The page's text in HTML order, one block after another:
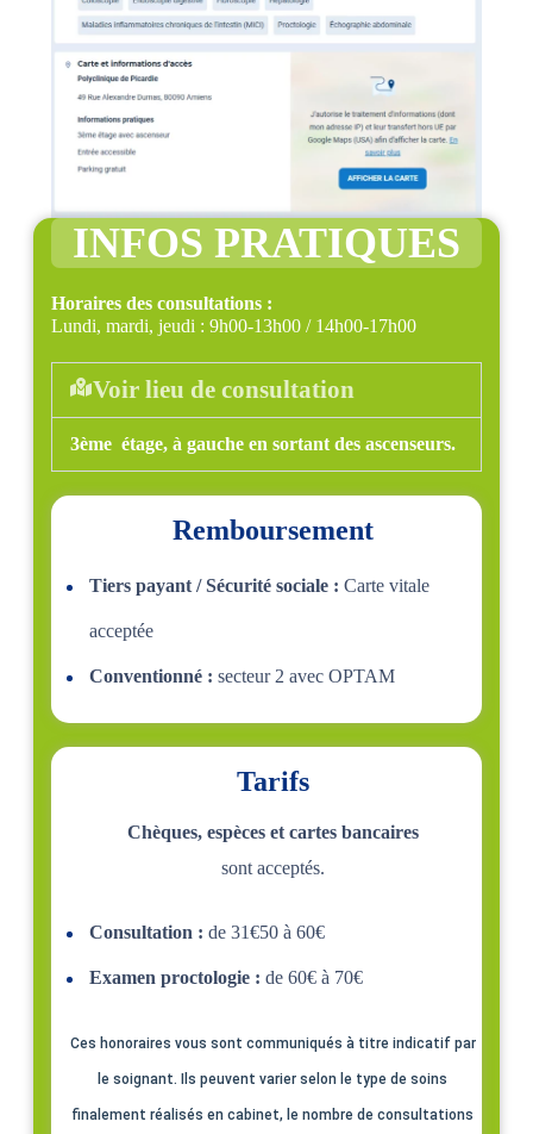
INFOS PRATIQUES
Horaires des consultations :
Lundi, mardi, jeudi : 9h00-13h00 / 14h00-17h00
Voir lieu de consultation
3ème étage, à gauche en sortant des ascenseurs.
Remboursement
Tiers payant / Sécurité sociale : Carte vitale
acceptée
Conventionné : secteur 2 avec OPTAM
Tarifs
Chèques, espèces et cartes bancaires
sont acceptés.
Consultation : de 31€50 à 60€
Examen proctologie : de 60€ à 70€
Ces honoraires vous sont communiqués à titre indicatif par
le soignant. Ils peuvent varier selon le type de soins
finalement réalisés en cabinet, le nombre de consultations